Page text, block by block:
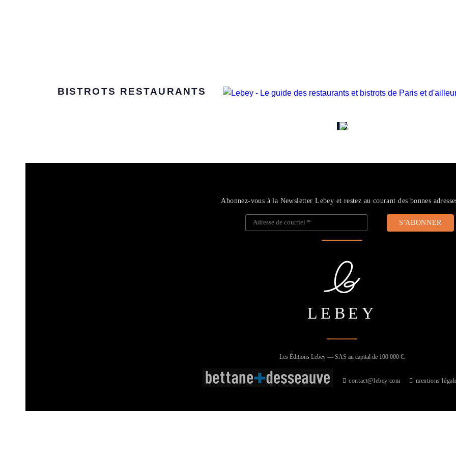
BISTROTS RESTAURANTS
contact@lebey.com mentions
Abonnez-vous à la Newsletter Lebey et restez au courant des bonnes
Adresse de courriel*
LEBEY
Les Éditions Lebey — SAS au capital de 100 000 €.